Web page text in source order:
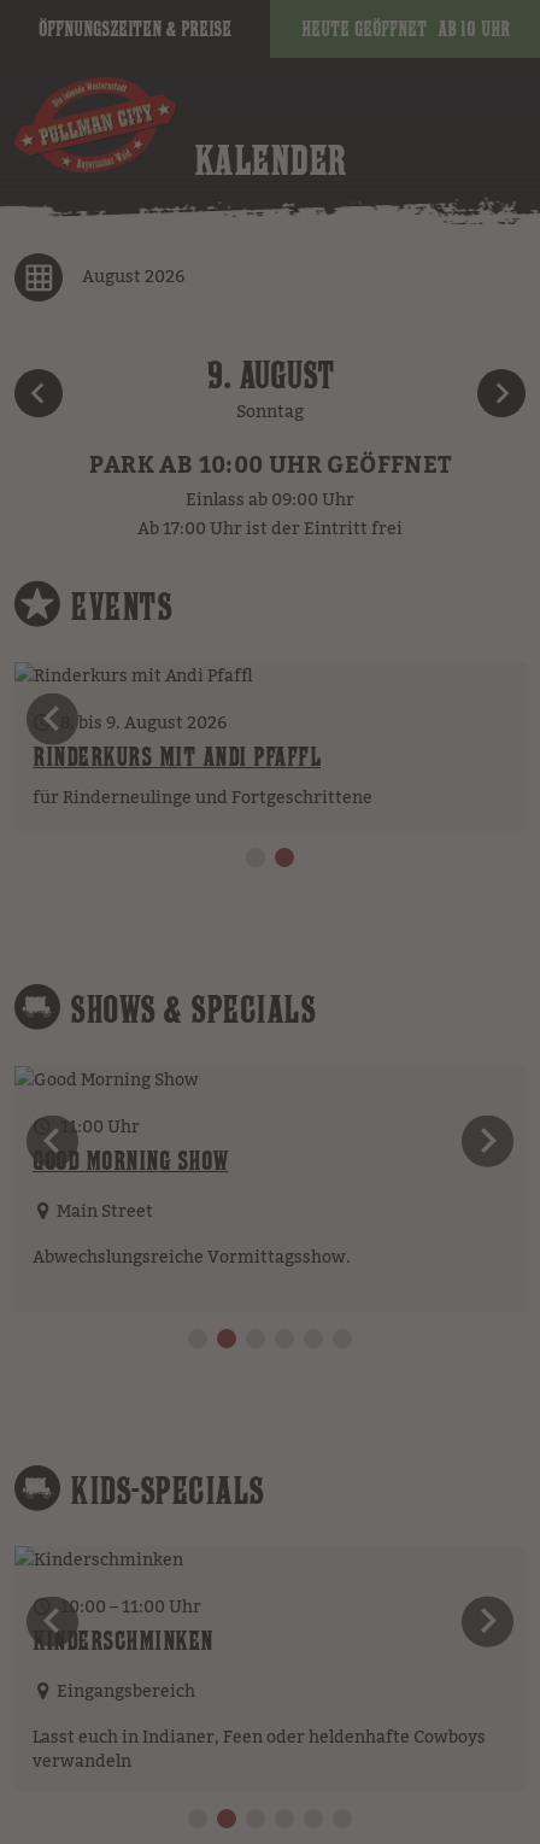
Öffnungszeiten & Preise Heute geöffnet ab 10 Uhr
KALENDER
August 2026
9. AUGUST
Sonntag
PARK AB 10:00 UHR GEÖFFNET
Einlass ab 09:00 Uhr
Ab 17:00 Uhr ist der Eintritt frei
EVENTS
8. bis 9. August 2026
RINDERKURS MIT ANDI PFAFFL
für Rinderneulinge und Fortgeschrittene
vorheriges Element
SHOWS & SPECIALS
11:00 Uhr
GOOD MORNING SHOW
Main Street
Abwechslungsreiche Vormittagsshow.
vorheriges Element
KIDS-SPECIALS
10:00 – 11:00 Uhr
KINDERSCHMINKEN
Eingangsbereich
Lasst euch in Indianer, Feen oder heldenhafte Cowboys
verwandeln
vorheriges Element